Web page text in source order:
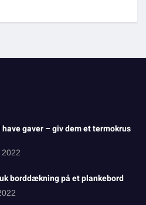
gaver – giv dem et termokrus
borddækning på et plankebord